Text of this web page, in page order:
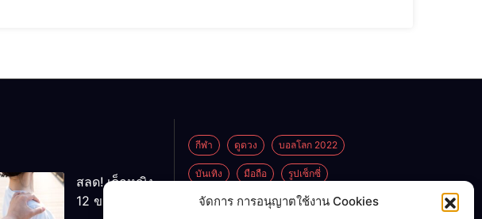
จัดการ การอนุญาตใช้งาน Cookies
สลด! เด็กหญิง
12 ขวบ ถูกพ่อ
กีฬา ดูดวง บอลโลก 2022
บันเทิง มือถือ รูปเซ็กซี่
ไลฟ์สไตล์